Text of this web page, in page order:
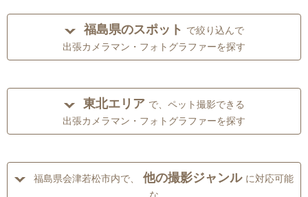
福島県のスポット で絞り込んで
出張カメラマン・フォトグラファーを探す
東北エリア で、ペット撮影できる
出張カメラマン・フォトグラファーを探す
福島県会津若松市内で、 他の撮影ジャンル に対応可能